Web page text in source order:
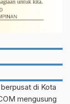
di Kota
mengusung